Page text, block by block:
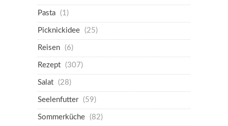
Pasta (1)
Picknickidee (25)
Reisen (6)
Rezept (307)
Salat (28)
Seelenfutter (59)
Sommerküche (82)